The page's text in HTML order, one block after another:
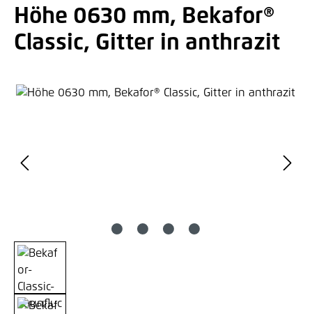
Höhe 0630 mm, Bekafor®
Classic, Gitter in anthrazit
Bildergalerie überspringen